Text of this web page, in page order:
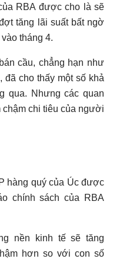
RBA được cho là sẽ
tăng lãi suất bất ngờ
tháng 4.
cầu, chẳng hạn như
cho thấy một số khả
qua. Nhưng các quan
chi tiêu của người
hàng quý của Úc được
chính sách của RBA
nền kinh tế sẽ tăng
hơn so với con số